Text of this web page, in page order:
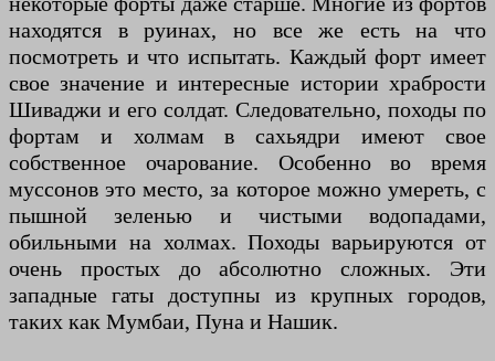
находятся в руинах, но все же есть на что
посмотреть и что испытать. Каждый форт имеет
свое значение и интересные истории храбрости
Шиваджи и его солдат. Следовательно, походы по
фортам и холмам в сахьядри имеют свое
собственное очарование. Особенно во время
муссонов это место, за которое можно умереть, с
пышной зеленью и чистыми водопадами,
обильными на холмах. Походы варьируются от
очень простых до абсолютно сложных. Эти
западные гаты доступны из крупных городов,
таких как Мумбаи, Пуна и Нашик.